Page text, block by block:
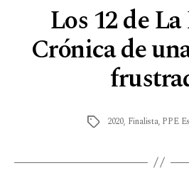
Los 12 de
Crónica de
2020, Finalista, PPE